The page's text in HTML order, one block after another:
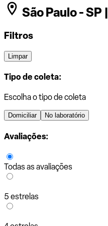
São Paulo - SP |
Filtros
Limpar
Tipo de coleta:
Escolha o tipo de coleta
Domiciliar No laboratório
Avaliações:
Todas as avaliações
5 estrelas